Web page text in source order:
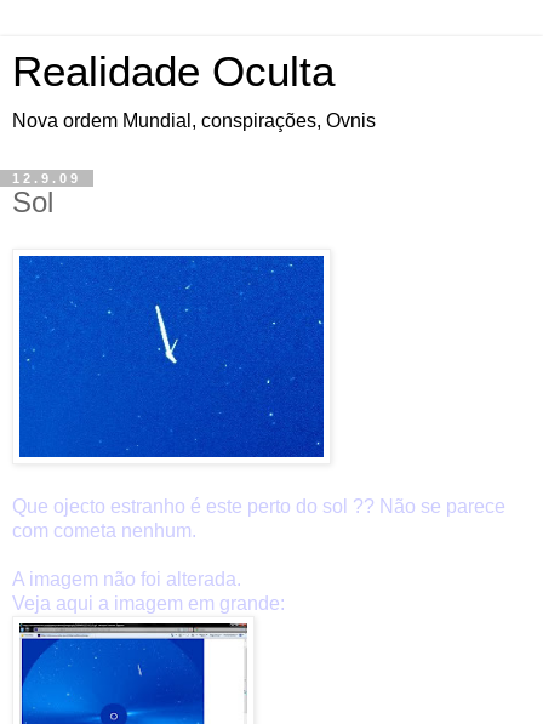
Realidade Oculta
Nova ordem Mundial, conspirações, Ovnis
12.9.09
Sol
Que ojecto estranho é este perto do sol ?? Não se parece
com cometa nenhum.
A imagem não foi alterada.
Veja aqui a imagem em grande: